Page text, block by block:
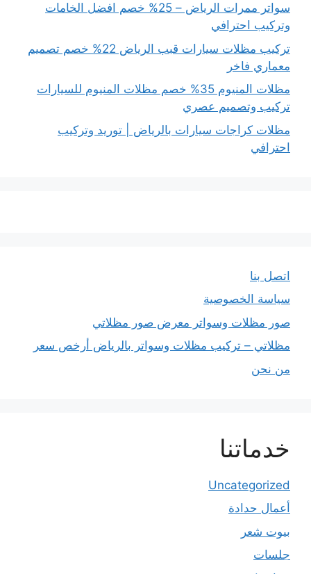
سواتر ممرات الرياض – 25% خصم افضل الخامات
وتركيب احترافي
تركيب مظلات سيارات قبب الرياض 22% خصم تصميم
معماري فاخر
مظلات المنيوم 35% خصم مظلات المنيوم للسيارات
تركيب وتصميم عصري
مظلات كراجات سيارات بالرياض | توريد وتركيب
احترافي
اتصل بنا
سياسة الخصوصية
صور مظلات وسواتر معرض صور مظلاتي
مظلاتي – تركيب مظلات وسواتر بالرياض أرخص سعر
من نحن
خدماتنا
Uncategorized
أعمال حدادة
بيوت شعر
جلسات